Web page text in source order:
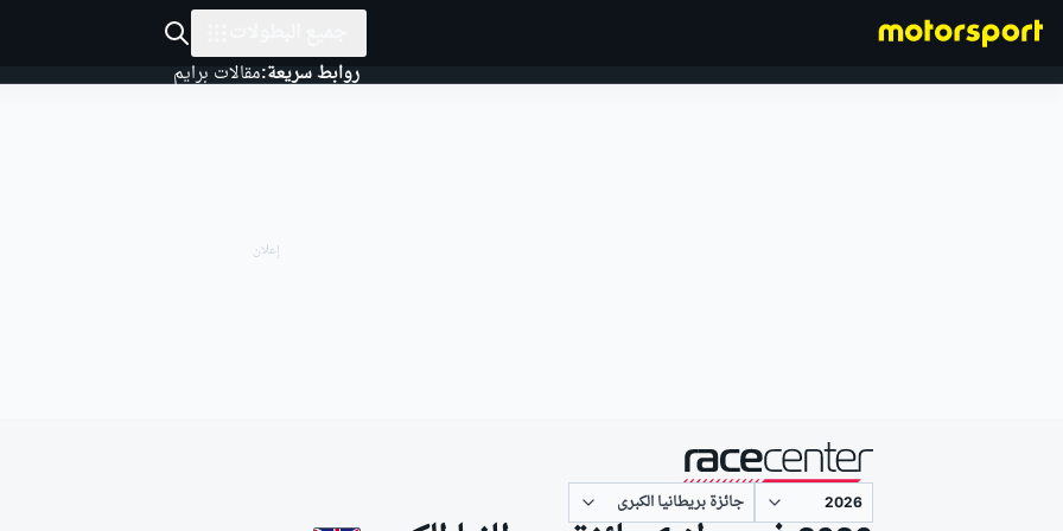
روابط سريعة:مقالات برايم
مقدم من
جائزة بريطانيا الكبرى